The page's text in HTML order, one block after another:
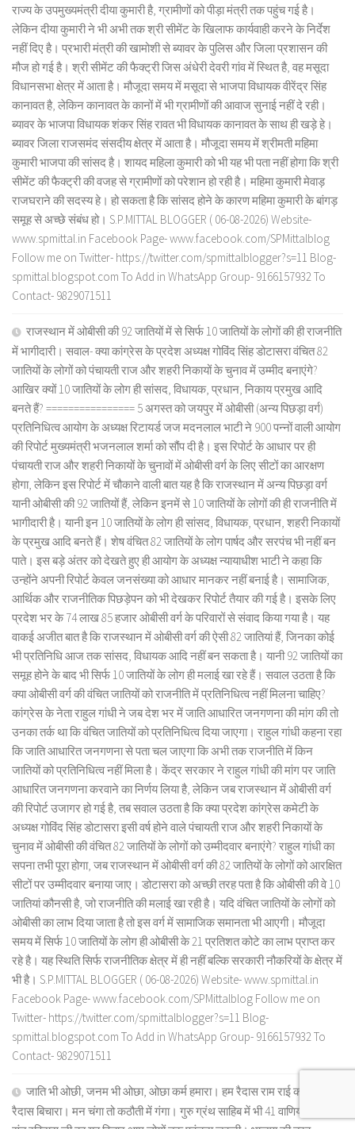
राज्य के उपमुख्यमंत्री दीया कुमारी है, ग्रामीणों को पीड़ा मंत्री तक पहुंच गई है।
लेकिन दीया कुमारी ने भी अभी तक श्री सीमेंट के खिलाफ कार्यवाही करने के निर्देश
नहीं दिए है। प्रभारी मंत्री की खामोशी से ब्यावर के पुलिस और जिला प्रशासन की
मौज हो गई है। श्री सीमेंट की फैक्ट्री जिस अंधेरी देवरी गांव में स्थित है, वह मसूदा
विधानसभा क्षेत्र में आता है। मौजूदा समय में मसूदा से भाजपा विधायक वीरेंद्र सिंह
कानावत है, लेकिन कानावत के कानों में भी ग्रामीणों की आवाज सुनाई नहीं दे रही।
ब्यावर के भाजपा विधायक शंकर सिंह रावत भी विधायक कानावत के साथ ही खड़े हे।
ब्यावर जिला राजसमंद संसदीय क्षेत्र में आता है। मौजूदा समय में श्रीमती महिमा
कुमारी भाजपा की सांसद है। शायद महिला कुमारी को भी यह भी पता नहीं होगा कि श्री
सीमेंट की फैक्ट्री की वजह से ग्रामीणों को परेशान हो रही है। महिमा कुमारी मेवाड़
राजघराने की सदस्य हे। हो सकता है कि सांसद होने के कारण महिमा कुमारी के बांगड़
समूह से अच्छे संबंध हो। S.P.MITTAL BLOGGER ( 06-08-2026) Website-
www.spmittal.in Facebook Page- www.facebook.com/SPMittalblog
Follow me on Twitter- https://twitter.com/spmittalblogger?s=11 Blog-
spmittal.blogspot.com To Add in WhatsApp Group- 9166157932 To
Contact- 9829071511
राजस्थान में ओबीसी की 92 जातियों में से सिर्फ 10 जातियों के लोगों की ही राजनीति
में भागीदारी। सवाल- क्या कांग्रेस के प्रदेश अध्यक्ष गोविंद सिंह डोटासरा वंचित 82
जातियों के लोगों को पंचायती राज और शहरी निकायों के चुनाव में उम्मीद बनाएंगे?
आखिर क्यों 10 जातियों के लोग ही सांसद, विधायक, प्रधान, निकाय प्रमुख आदि
बनते हैं? ================ 5 अगस्त को जयपुर में ओबीसी (अन्य पिछड़ा वर्ग)
प्रतिनिधित्व आयोग के अध्यक्ष रिटायर्ड जज मदनलाल भाटी ने 900 पन्नों वाली आयोग
की रिपोर्ट मुख्यमंत्री भजनलाल शर्मा को सौंप दी है। इस रिपोर्ट के आधार पर ही
पंचायती राज और शहरी निकायों के चुनावों में ओबीसी वर्ग के लिए सीटों का आरक्षण
होगा, लेकिन इस रिपोर्ट में चौकाने वाली बात यह है कि राजस्थान में अन्य पिछड़ा वर्ग
यानी ओबीसी की 92 जातियों हैं, लेकिन इनमें से 10 जातियों के लोगों की ही राजनीति में
भागीदारी है। यानी इन 10 जातियों के लोग ही सांसद, विधायक, प्रधान, शहरी निकायों
के प्रमुख आदि बनते हैं। शेष वंचित 82 जातियों के लोग पार्षद और सरपंच भी नहीं बन
पाते। इस बड़े अंतर को देखते हुए ही आयोग के अध्यक्ष न्यायाधीश भाटी ने कहा कि
उन्होंने अपनी रिपोर्ट केवल जनसंख्या को आधार मानकर नहीं बनाई है। सामाजिक,
आर्थिक और राजनीतिक पिछड़ेपन को भी देखकर रिपोर्ट तैयार की गई है। इसके लिए
प्रदेश भर के 74 लाख 85 हजार ओबीसी वर्ग के परिवारों से संवाद किया गया है। यह
वाकई अजीत बात है कि राजस्थान में ओबीसी वर्ग की ऐसी 82 जातियां हैं, जिनका कोई
भी प्रतिनिधि आज तक सांसद, विधायक आदि नहीं बन सकता है। यानी 92 जातियों का
समूह होने के बाद भी सिर्फ 10 जातियों के लोग ही मलाई खा रहे हैं। सवाल उठता है कि
क्या ओबीसी वर्ग की वंचित जातियों को राजनीति में प्रतिनिधित्व नहीं मिलना चाहिए?
कांग्रेस के नेता राहुल गांधी ने जब देश भर में जाति आधारित जनगणना की मांग की तो
उनका तर्क था कि वंचित जातियों को प्रतिनिधित्व दिया जाएगा। राहुल गांधी कहना रहा
कि जाति आधारित जनगणना से पता चल जाएगा कि अभी तक राजनीति में किन
जातियों को प्रतिनिधित्व नहीं मिला है। केंद्र सरकार ने राहुल गांधी की मांग पर जाति
आधारित जनगणना करवाने का निर्णय लिया है, लेकिन जब राजस्थान में ओबीसी वर्ग
की रिपोर्ट उजागर हो गई है, तब सवाल उठता है कि क्या प्रदेश कांग्रेस कमेटी के
अध्यक्ष गोविंद सिंह डोटासरा इसी वर्ष होने वाले पंचायती राज और शहरी निकायों के
चुनाव में ओबीसी की वंचित 82 जातियों के लोगों को उम्मीदवार बनाएंगे? राहुल गांधी का
सपना तभी पूरा होगा, जब राजस्थान में ओबीसी वर्ग की 82 जातियों के लोगों को आरक्षित
सीटों पर उम्मीदवार बनाया जाए। डोटासरा को अच्छी तरह पता है कि ओबीसी की वे 10
जातियां कौनसी है, जो राजनीति की मलाई खा रही है। यदि वंचित जातियों के लोगों को
ओबीसी का लाभ दिया जाता है तो इस वर्ग में सामाजिक समानता भी आएगी। मौजूदा
समय में सिर्फ 10 जातियों के लोग ही ओबीसी के 21 प्रतिशत कोटे का लाभ प्राप्त कर
रहे है। यह स्थिति सिर्फ राजनीतिक क्षेत्र में ही नहीं बल्कि सरकारी नौकरियों के क्षेत्र में
भी है। S.P.MITTAL BLOGGER ( 06-08-2026) Website- www.spmittal.in
Facebook Page- www.facebook.com/SPMittalblog Follow me on
Twitter- https://twitter.com/spmittalblogger?s=11 Blog-
spmittal.blogspot.com To Add in WhatsApp Group- 9166157932 To
Contact- 9829071511
जाति भी ओछी, जनम भी ओछा, ओछा कर्म हमारा। हम रैदास राम राई को, कह
रैदास बिचारा। मन चंगा तो कठौती में गंगा। गुरु ग्रंथ साहिब में भी 41 वाणियों के शब्द।